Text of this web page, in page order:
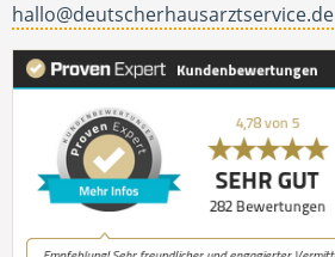
hallo@deutscherhausarztservice.de